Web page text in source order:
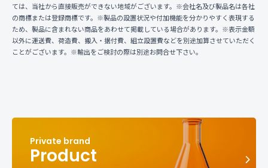
ては、当社から直接販売ができない地域がございます。※会社名及び製品名は各社
の商標または登録商標です。※製品の設置状況や付加機能を分かりやすく表現する
ため、製品に含まれない商品をあわせて掲載している場合があります。※表示金額
以外に運送費、荷造費、搬入・据付費、組立設置費などを別途加算させていただく
ことがございます。※輸出をご検討の際は別途お問合せ下さい。
Product